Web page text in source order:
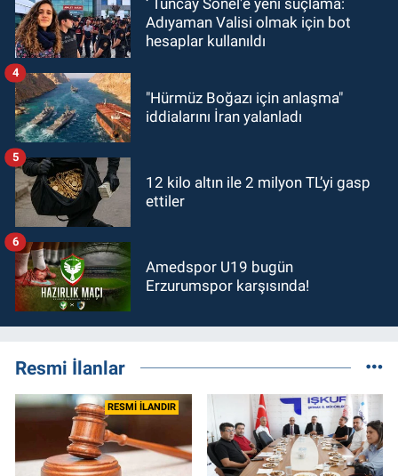
‘ Tuncay Sonel'e yeni suçlama:
Adıyaman Valisi olmak için bot
hesaplar kullanıldı
"Hürmüz Boğazı için anlaşma"
iddialarını İran yalanladı
4
12 kilo altın ile 2 milyon TL’yi gasp
ettiler
5
Amedspor U19 bugün
Erzurumspor karşısında!
6
Resmi İlanlar
RESMİ İLANDIR